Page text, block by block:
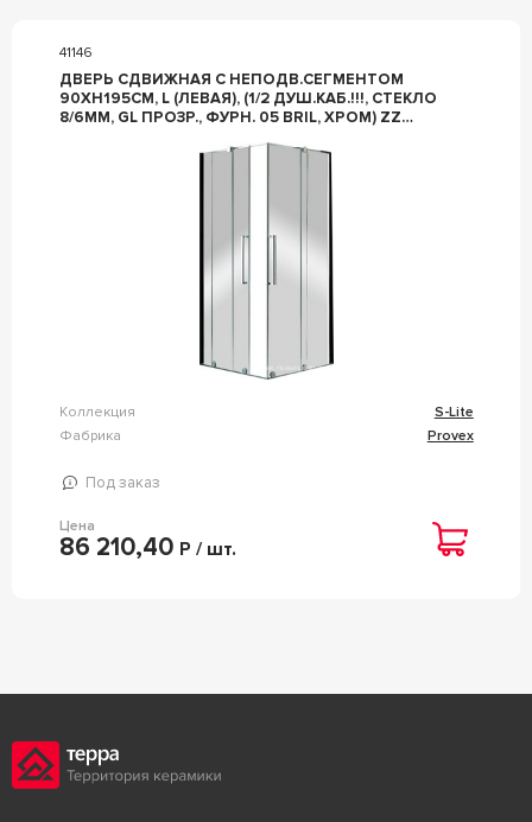
41146
ДВЕРЬ СДВИЖНАЯ С НЕПОДВ.СЕГМЕНТОМ
90ХH195СМ, L (ЛЕВАЯ), (1/2 ДУШ.КАБ.!!!, СТЕКЛО
8/6ММ, GL ПРОЗР., ФУРН. 05 BRIL, ХРОМ) ZZ
Коллекция
S-Lite
Фабрика
Provex
Под заказ
Цена
86 210,40 Р / шт.